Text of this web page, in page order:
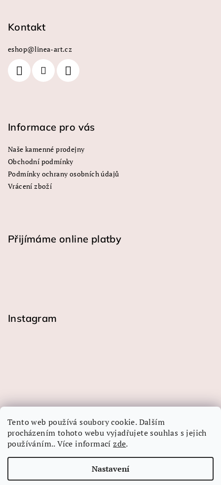
Tento web používá soubory cookie. Dalším
procházením tohoto webu vyjadřujete souhlas s jejich
používáním.. Více informacízde.
Nastavení
s
Kontakt
eshop@linea-art.cz
Informace pro vás
Naše kamenné prodejny
Obchodní podmínky
Podmínky ochrany osobních údajů
Vrácení zboží
Přijímáme online platby
Instagram
Sledovat na Instagramu